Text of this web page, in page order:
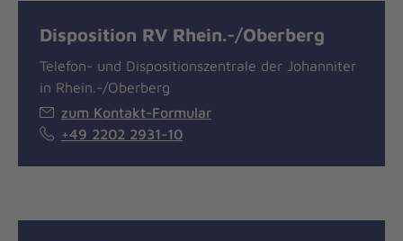
Disposition RV Rhein.-/Oberberg
Telefon- und Dispositionszentrale der Johanniter
in Rhein.-/Oberberg
zum Kontakt-Formular
+49 2202 2931-10